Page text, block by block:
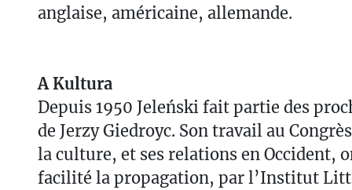
anglaise, américaine, allemande.
A Kultura
Depuis 1950 Jeleński fait partie des
de Jerzy Giedroyc. Son travail au
la culture, et ses relations en Occident,
facilité la propagation, par l’Institut